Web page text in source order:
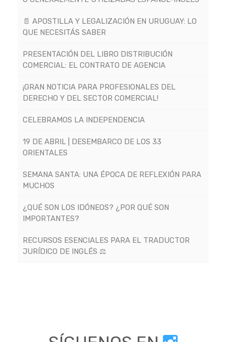
📄 APOSTILLA Y LEGALIZACIÓN EN URUGUAY: LO
QUE NECESITÁS SABER
PRESENTACIÓN DEL LIBRO DISTRIBUCIÓN
COMERCIAL: EL CONTRATO DE AGENCIA
¡GRAN NOTICIA PARA PROFESIONALES DEL
DERECHO Y DEL SECTOR COMERCIAL!
CELEBRAMOS LA INDEPENDENCIA
19 DE ABRIL | DESEMBARCO DE LOS 33
ORIENTALES
SEMANA SANTA: UNA ÉPOCA DE REFLEXIÓN PARA
MUCHOS
¿QUÉ SON LOS IDÓNEOS? ¿POR QUÉ SON
IMPORTANTES?
RECURSOS ESENCIALES PARA EL TRADUCTOR
JURÍDICO DE INGLÉS ⚖️